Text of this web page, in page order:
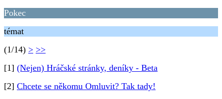
Pokec
témat
(1/14) > >>
[1] (Nejen) Hráčské stránky, deníky - Beta
[2] Chcete se někomu Omluvit? Tak tady!